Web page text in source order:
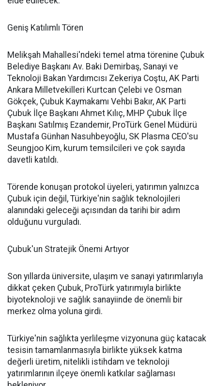
Geniş Katılımlı Tören
Melikşah Mahallesi'ndeki temel atma törenine Çubuk
Belediye Başkanı Av. Baki Demirbaş, Sanayi ve
Teknoloji Bakan Yardımcısı Zekeriya Coştu, AK Parti
Ankara Milletvekilleri Kurtcan Çelebi ve Osman
Gökçek, Çubuk Kaymakamı Vehbi Bakır, AK Parti
Çubuk İlçe Başkanı Ahmet Kılıç, MHP Çubuk İlçe
Başkanı Satılmış Ezandemir, ProTürk Genel Müdürü
Mustafa Günhan Nasuhbeyoğlu, SK Plasma CEO'su
Seungjoo Kim, kurum temsilcileri ve çok sayıda
davetli katıldı.
Törende konuşan protokol üyeleri, yatırımın yalnızca
Çubuk için değil, Türkiye'nin sağlık teknolojileri
alanındaki geleceği açısından da tarihi bir adım
olduğunu vurguladı.
Çubuk'un Stratejik Önemi Artıyor
Son yıllarda üniversite, ulaşım ve sanayi yatırımlarıyla
dikkat çeken Çubuk, ProTürk yatırımıyla birlikte
biyoteknoloji ve sağlık sanayiinde de önemli bir
merkez olma yoluna girdi.
Türkiye'nin sağlıkta yerlileşme vizyonuna güç katacak
tesisin tamamlanmasıyla birlikte yüksek katma
değerli üretim, nitelikli istihdam ve teknoloji
yatırımlarının ilçeye önemli katkılar sağlaması